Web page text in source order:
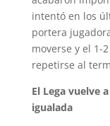
intentó en los
portera
moverse y el 1-
repetirse al
El Lega vuelve
igualada